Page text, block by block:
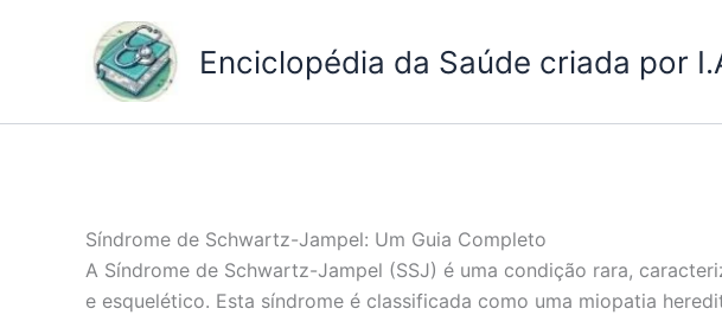
Enciclopédia da Saúde criada por
Síndrome de Schwartz-Jampel: Um Guia Completo
A Síndrome de Schwartz-Jampel (SSJ) é uma condição rara,
e esquelético. Esta síndrome é classificada como uma miopatia